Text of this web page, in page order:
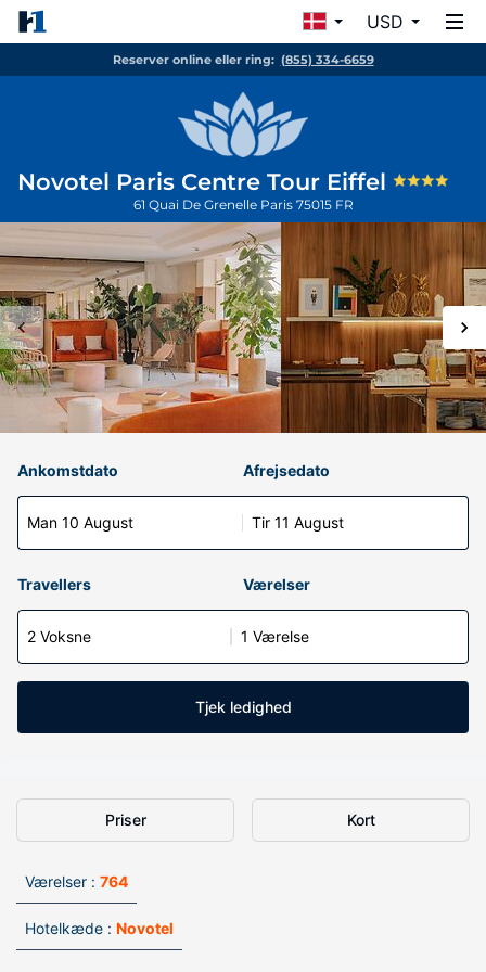
USD
Reserver online eller ring: (855) 334-6659
Novotel Paris Centre Tour Eiffel
61 Quai De Grenelle Paris 75015 FR
Ankomstdato
Man 10 August
Afrejsedato
Tir 11 August
Travellers Værelser
2 Voksne 1 Værelse
Tjek ledighed
Priser Kort
Værelser : 764
Hotelkæde : Novotel